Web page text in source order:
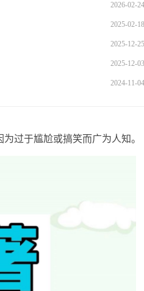
2026-02-24
2025-02-18
2025-12-25
2025-12-03
2024-11-04
过于尴尬或搞笑而广为人知。